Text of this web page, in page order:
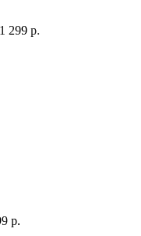
1 299 р.
р.